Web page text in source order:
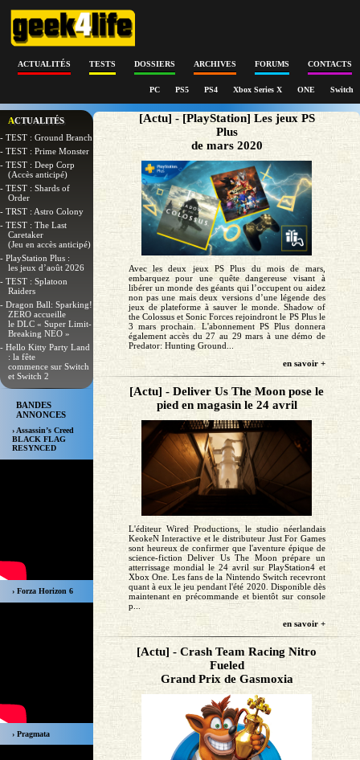
ACTUALITÉS TESTS DOSSIERS ARCHIVES FORUMS CONTACTS
PC PS5 PS4 Xbox Series X ONE Switch
ACTUALITÉS
- TEST : Ground Branch
- TEST : Prime Monster
- TEST : Deep Corp
(Accès anticipé)
- TEST : Shards of
Order
- TRST : Astro Colony
- TEST : The Last
Caretaker
(Jeu en accès anticipé)
- PlayStation Plus :
les jeux d’août 2026
- TEST : Splatoon
Raiders
- Dragon Ball: Sparking!
ZERO accueille
le DLC « Super Limit-
Breaking NEO »
- Hello Kitty Party Land
: la fête
commence sur Switch
et Switch 2
BANDES
ANNONCES
› Assassin’s Creed
BLACK FLAG
RESYNCED
› Forza Horizon 6
› Pragmata
[Actu] - [PlayStation] Les jeux PS
Plus
de mars 2020
Avec les deux jeux PS Plus du mois de mars,
embarquez pour une quête dangereuse visant à
libérer un monde des géants qui l’occupent ou aidez
non pas une mais deux versions d’une légende des
jeux de plateforme à sauver le monde. Shadow of
the Colossus et Sonic Forces rejoindront le PS Plus le
3 mars prochain. L'abonnement PS Plus donnera
également accès du 27 au 29 mars à une démo de
Predator: Hunting Ground...
en savoir +
[Actu] - Deliver Us The Moon pose le
pied en magasin le 24 avril
L'éditeur Wired Productions, le studio néerlandais
KeokeN Interactive et le distributeur Just For Games
sont heureux de confirmer que l'aventure épique de
science-fiction Deliver Us The Moon prépare un
atterrissage mondial le 24 avril sur PlayStation4 et
Xbox One. Les fans de la Nintendo Switch recevront
quant à eux le jeu pendant l'été 2020. Disponible dès
maintenant en précommande et bientôt sur console
p...
en savoir +
[Actu] - Crash Team Racing Nitro
Fueled
Grand Prix de Gasmoxia